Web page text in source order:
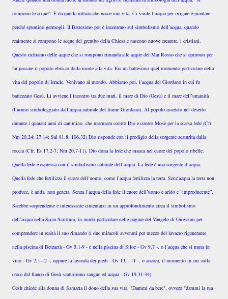
rompono le acque". È da quella rottura che nasce una vita. Ci vuole l’acqua per irrigare e piantare
perché spuntino germogli. Il Battesimo poi è incentrato sul simbolismo dell’acqua, quando
realmente si rompono le acque del grembo della Chiesa e nascono nuove creature, i cristiani.
Questo richiamo delle acque che si rompono rimanda alle acque del Mar Rosso che si aprirono per
far passare il popolo ebraico dalla morte alla vita. Era un battesimo quel momento particolare della
vita del popolo di Israele. Venivano al mondo. Abbiamo poi, l’acqua del Giordano in cui fu
battezzato Gesù. Lì avviene l’incontro tra due mari, il mare di Dio (Gesù) e il mare dell’umanità
(l’uomo simboleggiato dall’acqua naturale del fiume Giordano). Al popolo assetato nel deserto
durante i quarant’anni di cammino, che mormora contro Dio e contro Mosè per la scarsa fede (Cfr.
Nm 20,24; 27,14; Sal 81,8; 106,32) Dio risponde con il prodigio della sorgente scaturita dalla
roccia (Cfr. Es 17,2-7; Nm 20,7-11). Dio dona la fede che manca nel cuore del popolo ribelle.
Quella fede è espressa con il simbolismo naturale dell’acqua. La fede è una sorgente d’acqua.
Quella fede che fertilizza il cuore dell’uomo, come l’acqua fertilizza la terra. Senz'acqua la terra non
produce, è arida, non genera. Senza l’acqua della fede il cuore dell’uomo è arido e “improducente”.
Sarebbe sorprendente e interessante cimentarsi in un approfondimento circa il simbolismo
dell’acqua nella Sacra Scrittura, in modo particolare nelle pagine del Vangelo di Giovanni per
comprendere in realtà il suo rimando (i due miracoli avvenuti per mezzo del lavacro rigenerante
nella piscina di Betzaetà - Gv 5,1-9 - e nella piscina di Siloe - Gv 9,7 -, o l’acqua che si muta in
vino - Gv 2,1-12 -, oppure la lavanda dei piedi - Gv 13,1-11 -, o ancora, il momento in cui sulla
croce dal fianco di Gesù scaturirono sangue ed acqua - Gv 19,31-34).
Gesù chiede alla donna di Samarìa il dono della sua vita. "Dammi da bere", ovvero "dammi la tua